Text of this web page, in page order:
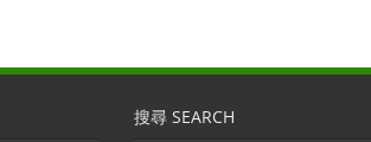
搜尋 SEARCH